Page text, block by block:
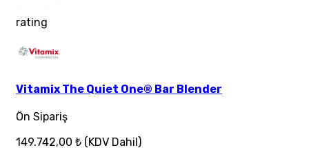
rating
Vitamix The Quiet One® Bar Blender
Ön Sipariş
149.742,00 ₺ (KDV Dahil)